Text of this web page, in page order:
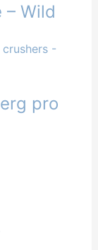
– Wild
pro